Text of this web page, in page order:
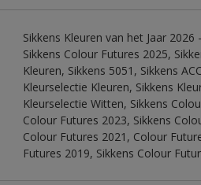
Sikkens Kleuren van het Jaar
Sikkens Colour Futures 2025,
Kleuren, Sikkens 5051, Sikkens
Kleurselectie Kleuren, Sikkens
Kleurselectie Witten, Sikkens
Colour Futures 2023, Sikkens
Colour Futures 2021, Colour
Futures 2019, Sikkens Colour